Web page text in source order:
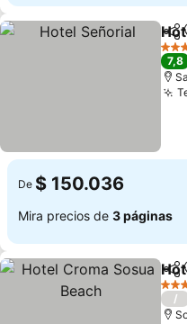
3
7,8
De $ 150.036
Mira precios de 3 páginas
3
/